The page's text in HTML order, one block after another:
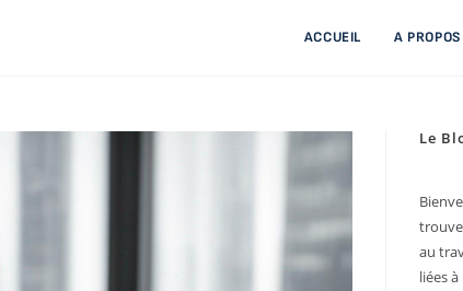
ACCUEIL A PROPOS
Le
au
liées